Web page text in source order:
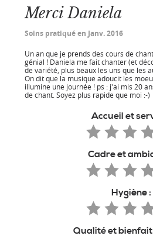
Merci Daniela
Soins pratiqué en Janv. 2016
Un an que je prends des cours de
génial ! Daniela me fait chanter (et
de variété, plus beaux les uns que les
On dit que la musique adoucit les
illumine une journée ! ps : j'ai mis 20
de chant. Soyez plus rapide que moi :-)
Accueil et
Cadre et
Hygiène :
Qualité et bienfait